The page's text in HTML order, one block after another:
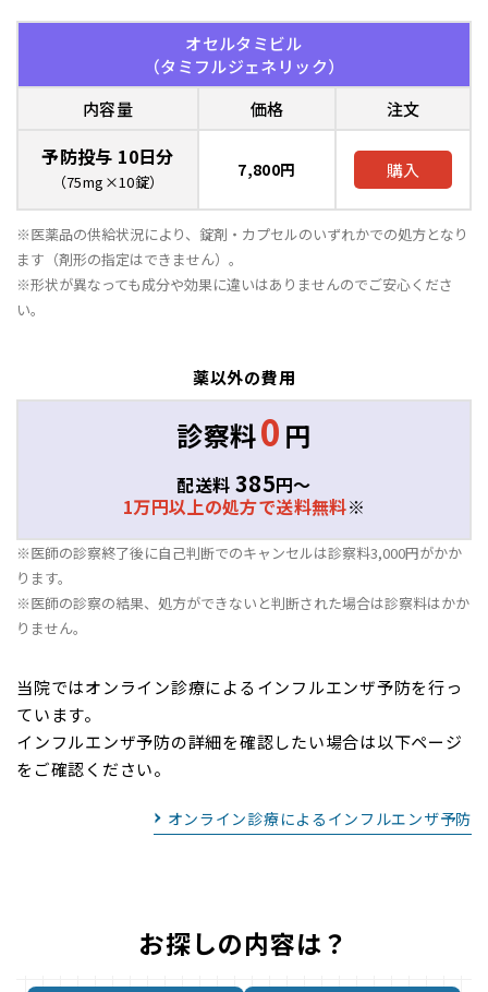
オセルタミビル
（タミフルジェネリック）
内容量
価格 注文
予防投与 10日分
（75mg×10錠）
7,800円 購入
※医薬品の供給状況により、錠剤・カプセルのいずれかでの処方となり
ます（剤形の指定はできません）。
※形状が異なっても成分や効果に違いはありませんのでご安心くださ
い。
薬以外の費用
診察料0 円
配送料 385円～
1万円以上の処方で送料無料※
※医師の診察終了後に自己判断でのキャンセルは診察料3,000円がかか
ります。
※医師の診察の結果、処方ができないと判断された場合は診察料はかか
りません。
当院ではオンライン診療によるインフルエンザ予防を行っ
ています。
インフルエンザ予防の詳細を確認したい場合は以下ページ
をご確認ください。
オンライン診療によるインフルエンザ予防
お探しの内容は？